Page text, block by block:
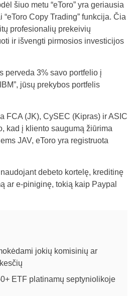
šiuo metu “eToro” yra geriausia
Copy Trading” funkcija. Čia
profesionalių prekeivių
ir išvengti pirmosios investicijos
perveda 3% savo portfelio į
jūsų prekybos portfelis
FCA (JK), CySEC (Kipras) ir ASIC
kad į kliento saugumą žiūrima
JAV, eToro yra registruota
debeto kortelę, kreditinę
ar e-piniginę, tokią kaip Paypal
jokių komisinių ar
ETF platinamų septyniolikoje